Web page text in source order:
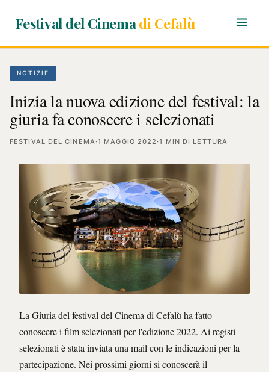
Festival del Cinemadi Cefalù
NOTIZIE
Inizia la nuova edizione del festival: la
giuria fa conoscere i selezionati
FESTIVAL DEL CINEMA·1 MAGGIO 2022 ·1 MIN DI LETTURA
La Giuria del festival del Cinema di Cefalù ha fatto
conoscere i film selezionati per l'edizione 2022. Ai registi
selezionati è stata inviata una mail con le indicazioni per la
partecipazione. Nei prossimi giorni si conoscerà il